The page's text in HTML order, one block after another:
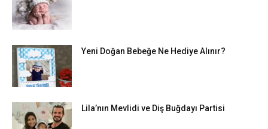
Yeni Doğan Bebeğe Ne Hediye Alınır?
Lila’nın Mevlidi ve Diş Buğdayı Partisi